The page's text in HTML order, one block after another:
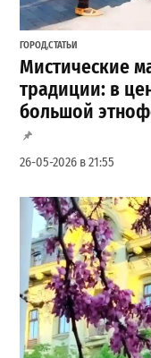
ГОРОД,СТАТЬИ
Мистические
традиции: в
большой
26-05-2026 в 21:55